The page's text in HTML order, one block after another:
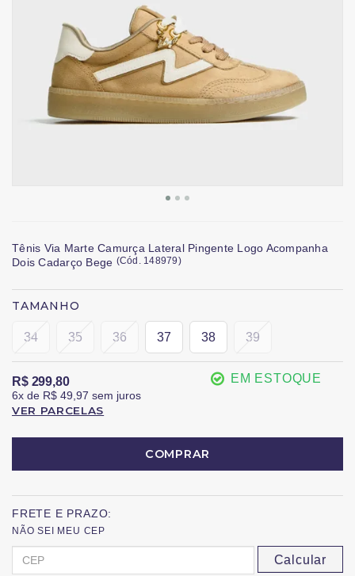
Tênis Via Marte Camurça Lateral Pingente Logo Acompanha
Dois Cadarço Bege (Cód. 148979)
TAMANHO
34 35 36 37 38 39
R$ 299,80
6x de R$ 49,97 sem juros
VER PARCELAS
EM ESTOQUE
COMPRAR
FRETE E PRAZO:
NÃO SEI MEU CEP
Calcular